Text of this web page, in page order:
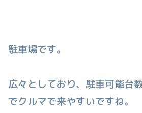
駐車場です。
広々としており、駐車可能台
でクルマで来やすいですね。